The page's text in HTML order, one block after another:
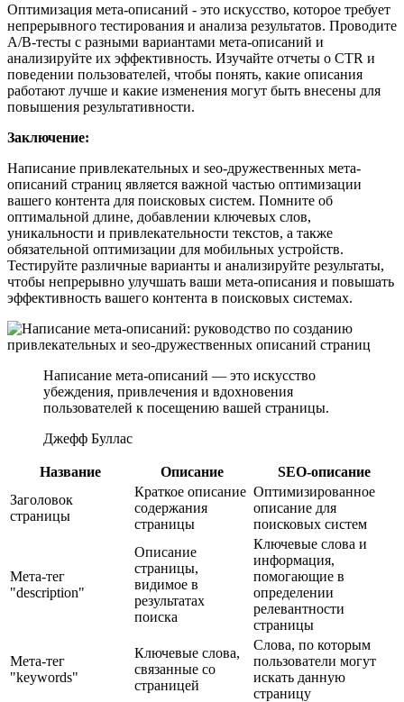
Оптимизация мета-описаний - это искусство, которое требует
непрерывного тестирования и анализа результатов. Проводите
A/B-тесты с разными вариантами мета-описаний и
анализируйте их эффективность. Изучайте отчеты о CTR и
поведении пользователей, чтобы понять, какие описания
работают лучше и какие изменения могут быть внесены для
повышения результативности.
Заключение:
Написание привлекательных и seo-дружественных мета-
описаний страниц является важной частью оптимизации
вашего контента для поисковых систем. Помните об
оптимальной длине, добавлении ключевых слов,
уникальности и привлекательности текстов, а также
обязательной оптимизации для мобильных устройств.
Тестируйте различные варианты и анализируйте результаты,
чтобы непрерывно улучшать ваши мета-описания и повышать
эффективность вашего контента в поисковых системах.
Написание мета-описаний — это искусство
убеждения, привлечения и вдохновения
пользователей к посещению вашей страницы.
Джефф Буллас
Название Описание
SEO-описание
Заголовок
страницы
Краткое описание
содержания
страницы
Оптимизированное
описание для
поисковых систем
Мета-тег
"description"
Описание
страницы,
видимое в
результатах
поиска
Ключевые слова и
информация,
помогающие в
определении
релевантности
страницы
Мета-тег
"keywords"
Ключевые слова,
связанные со
страницей
Слова, по которым
пользователи могут
искать данную
страницу